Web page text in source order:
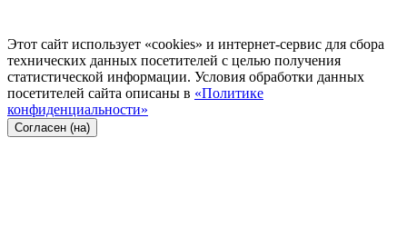
Этот сайт использует «cookies» и интернет-сервис для сбора
технических данных посетителей с целью получения
статистической информации. Условия обработки данных
посетителей сайта описаны в «Политике
конфиденциальности»
Согласен (на)